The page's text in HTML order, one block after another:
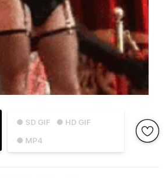
● SD GIF
● HD GIF
● MP4